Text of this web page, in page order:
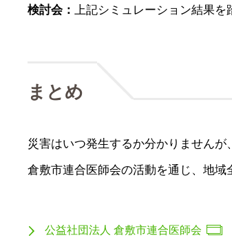
検討会： 上記シミュレーション結果を
まとめ
災害はいつ発生するか分かりませんが
倉敷市連合医師会の活動を通じ、地域
公益社団法人 倉敷市連合医師会